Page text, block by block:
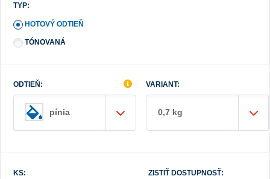
TYP:
HOTOVÝ ODTIEŇ
TÓNOVANÁ
ODTIEŇ:
pínia
VARIANT:
0,7 kg
KS: ZISTIŤ DOSTUPNOSŤ: